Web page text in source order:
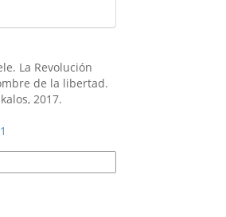
La Revolución
de la libertad.
2017.